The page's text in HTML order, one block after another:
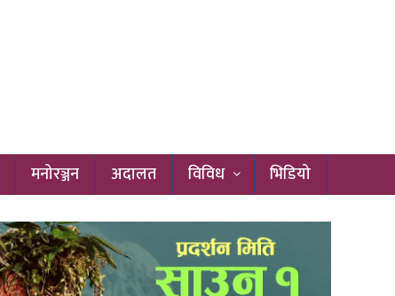
मनोरञ्जन अदालत विविध भिडियो